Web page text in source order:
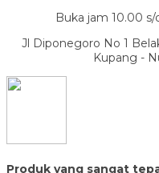
Buka jam 10.00
Jl Diponegoro No 1
Kupang -
Produk yang sangat